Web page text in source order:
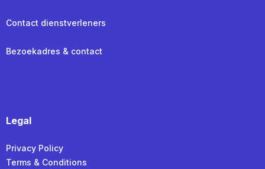
Contact dienstverleners
Bezoekadres & contact
Legal
Privacy Policy
Terms & Conditions